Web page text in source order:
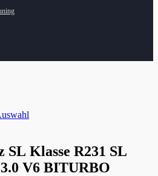
SL Klasse R231 SL
V6 BITURBO